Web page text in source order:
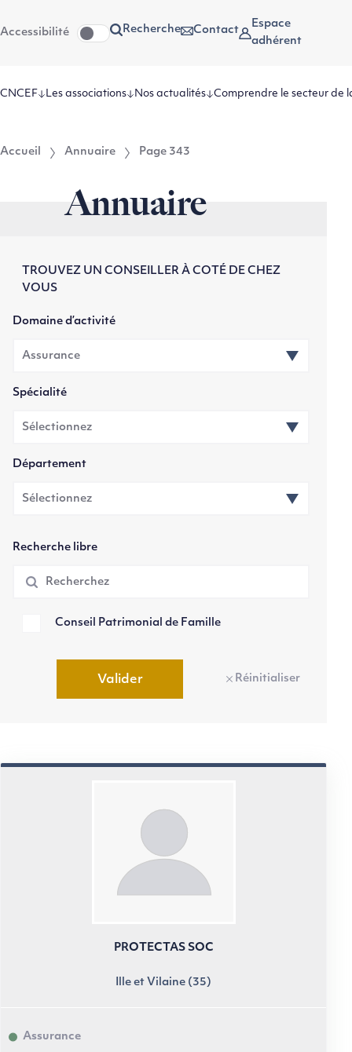
au
contenu
Accessibilité Recherche Contact
Espace
adhérent
CNCEF Les associations Nos actualités Comprendre le secteur de
Accueil Annuaire Page 343
Annuaire
TROUVEZ UN CONSEILLER À COTÉ DE CHEZ
VOUS
Domaine d’activité
Spécialité
Département
Recherche libre
Conseil Patrimonial de Famille
Valider Réinitialiser
PROTECTAS SOC
Ille et Vilaine (35)
Assurance